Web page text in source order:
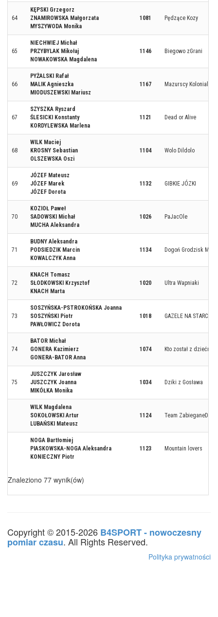
64
KĘPSKI Grzegorz
ZNAMIROWSKA Małgorzata
MYSZYWODA Monika
1081 Pędzące Kozy
65
NIECHWIEJ Michał
PRZYBYLAK Mikołaj
NOWAKOWSKA Magdalena
1146 Biegowo zGrani
66
PYŻALSKI Rafał
MALIK Agnieszka
MIODUSZEWSKI Mariusz
1167 Mazurscy Kolonialiści
67
SZYSZKA Ryszard
ŚLESICKI Konstanty
KORDYLEWSKA Marlena
1121 Dead or Alive
68
WILK Maciej
KROSNY Sebastian
OLSZEWSKA Oszi
1104 Wolo Dildolo
69
JÓZEF Mateusz
JÓZEF Marek
JÓZEF Dorota
1132 GIBKIE JÓZKI
70
KOZIOŁ Paweł
SADOWSKI Michał
MUCHA Aleksandra
1026 PaJacOle
71
BUDNY Aleksandra
PODSIEDZIK Marcin
KOWALCZYK Anna
1134 Dogoń Grodzisk
72
KNACH Tomasz
SŁODKOWSKI Krzysztof
KNACH Marta
1020 Ultra Wapniaki
73
SOSZYŃSKA-PSTROKOŃSKA Joanna
SOSZYŃSKI Piotr
PAWŁOWICZ Dorota
1018 GAZELE NA STARCIE
74
BATOR Michał
GONERA Kazimierz
GONERA-BATOR Anna
1074 Kto został z dziećmi?
75
JUSZCZYK Jarosław
JUSZCZYK Joanna
MIKÓŁKA Monika
1034 Dziki z Gosława
WILK Magdalena
SOKOŁOWSKI Artur
LUBAŃSKI Mateusz
1124 Team ZabieganeDni
NOGA Bartłomiej
PIASKOWSKA-NOGA Aleksandra
KONIECZNY Piotr
1123 Mountain lovers
Znaleziono 77 wynik(ów)
Copyright © 2015-2026 B4SPORT - nowoczesny
pomiar czasu. All Rights Reserved.
Polityka prywatności